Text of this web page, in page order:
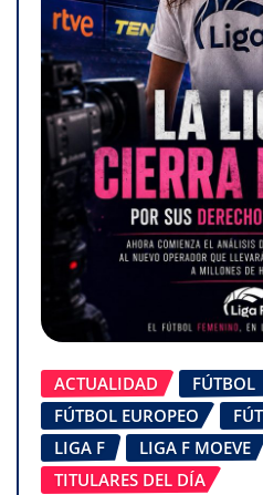
ACTUALIDAD
FÚTBOL
FÚTBOL EUROPEO
LIGA F
LIGA F MOEVE
TITULARES DEL DÍA